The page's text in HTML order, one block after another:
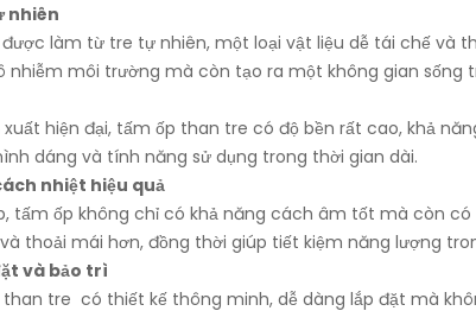
nhiên
làm từ tre tự nhiên, một loại vật liệu dễ tái chế và
nhiễm môi trường mà còn tạo ra một không gian sống
hiện đại, tấm ốp than tre có độ bền rất cao, khả
dáng và tính năng sử dụng trong thời gian dài.
nhiệt hiệu quả
tấm ốp không chỉ có khả năng cách âm tốt mà còn
thoải mái hơn, đồng thời giúp tiết kiệm năng lượng
và bảo trì
tre có thiết kế thông minh, dễ dàng lắp đặt mà